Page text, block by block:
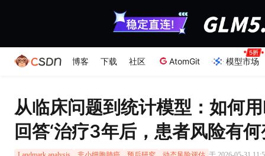
博客 下载 社区 AtomGit 模型市场
从临床问题到统计模型：如何
回答‘治疗3年后，患者风险有何